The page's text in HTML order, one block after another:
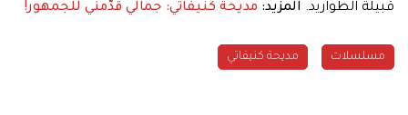
قبيلة الطواريد. المزيد: مديحة كنيفاتي: جمالي قدّمني للجمهور!
مسلسلات مديحة كنيفاتي